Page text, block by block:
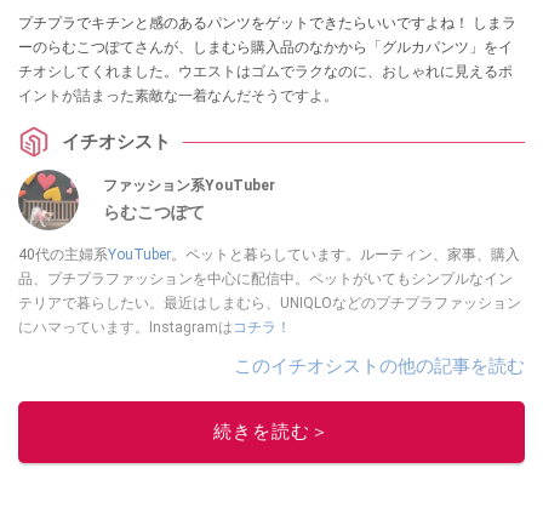
プチプラでキチンと感のあるパンツをゲットできたらいいですよね！ しまラ
ーのらむこつぽてさんが、しまむら購入品のなかから「グルカパンツ」をイ
チオシしてくれました。ウエストはゴムでラクなのに、おしゃれに見えるポ
イントが詰まった素敵な一着なんだそうですよ。
イチオシスト
ファッション系YouTuber
らむこつぽて
40代の主婦系YouTuber。ペットと暮らしています。ルーティン、家事、購入
品、プチプラファッションを中心に配信中。ペットがいてもシンプルなイン
テリアで暮らしたい。最近はしまむら、UNIQLOなどのプチプラファッション
にハマっています。Instagramは コチラ！
このイチオシストの他の記事を読む
続きを読む＞